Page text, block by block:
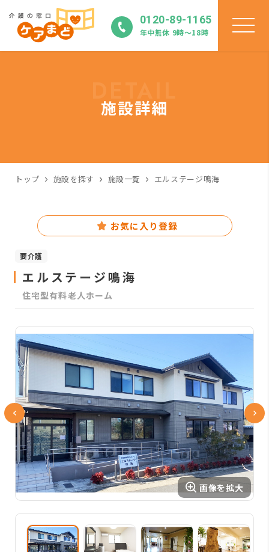
0120-89-1165
年中無休 9時〜18時
施設詳細
トップ 施設を探す 施設一覧 エルステージ鳴海
お気に入り登録
要介護
エルステージ鳴海
住宅型有料老人ホーム